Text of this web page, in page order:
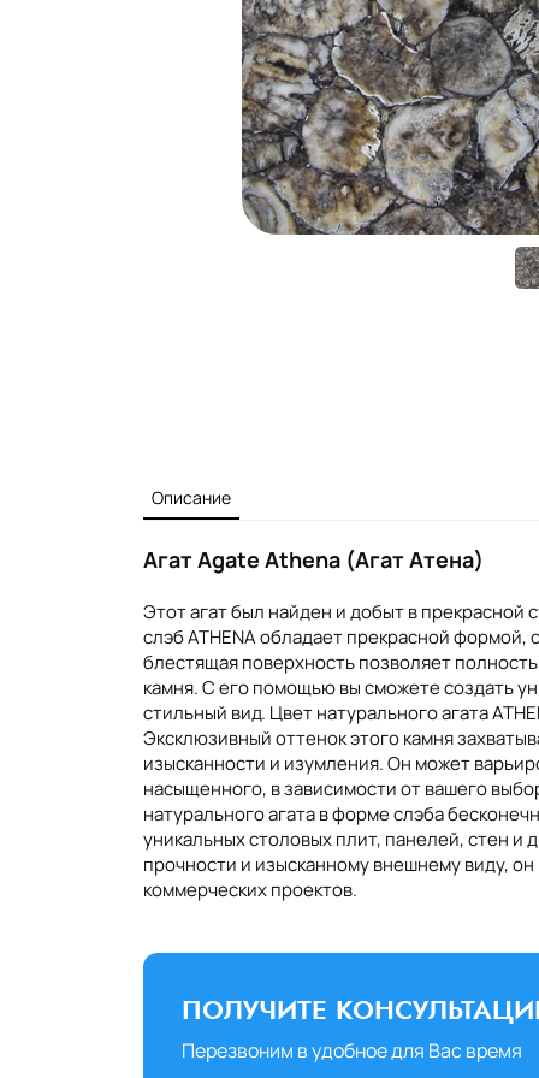
Марокко Камбоджа Пакистан
Описание
Агат Agate Athena (Агат Атена)
Этот агат был найден и добыт в прекрасной
слэб ATHENA обладает прекрасной формой,
блестящая поверхность позволяет
камня. С его помощью вы сможете создать
стильный вид. Цвет натурального агата
Эксклюзивный оттенок этого камня
изысканности и изумления. Он может
насыщенного, в зависимости от вашего
натурального агата в форме слэба
уникальных столовых плит, панелей, стен и
прочности и изысканному внешнему виду,
коммерческих проектов.
ПОЛУЧИТЕ
Перезвоним в удобное для Вас время